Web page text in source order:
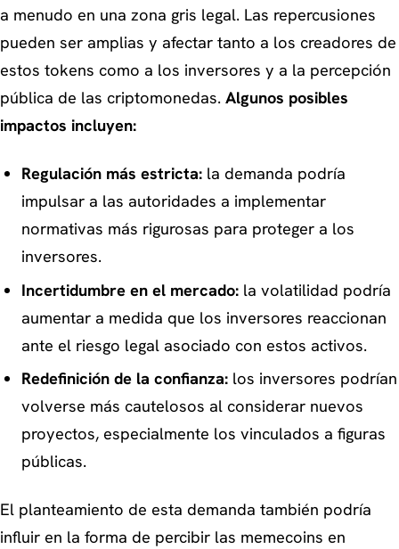
a menudo en una zona gris legal. Las repercusiones
pueden ser amplias y afectar tanto a los creadores de
estos tokens como a los inversores y a la percepción
pública de las criptomonedas. Algunos posibles
impactos incluyen:
Regulación más estricta:la demanda podría
impulsar a las autoridades a implementar
normativas más rigurosas para proteger a los
inversores.
Incertidumbre en el mercado:la volatilidad podría
aumentar a medida que los inversores reaccionan
ante el riesgo legal asociado con estos activos.
Redefinición de la confianza:los inversores podrían
volverse más cautelosos al considerar nuevos
proyectos, especialmente los vinculados a figuras
públicas.
El planteamiento de esta demanda también podría
influir en la forma de percibir las memecoins en